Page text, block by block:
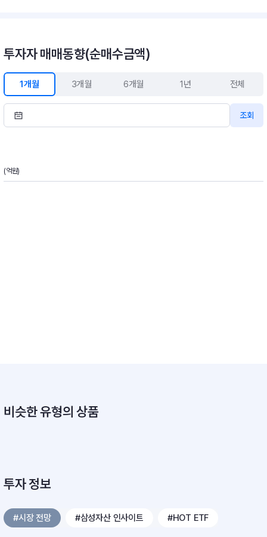
투자자 매매동향(순매수금액)
1개월 3개월 6개월 1년 전체
조회
비슷한 유형의 상품
투자 정보
#시장 전망 #삼성자산 인사이트 #HOT ETF